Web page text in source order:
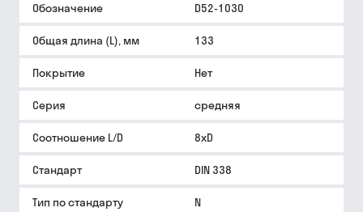
Обозначение D52-1030
Общая длина (L), мм 133
Покрытие Нет
Серия средняя
Соотношение L/D 8xD
Стандарт DIN 338
Тип по стандарту N